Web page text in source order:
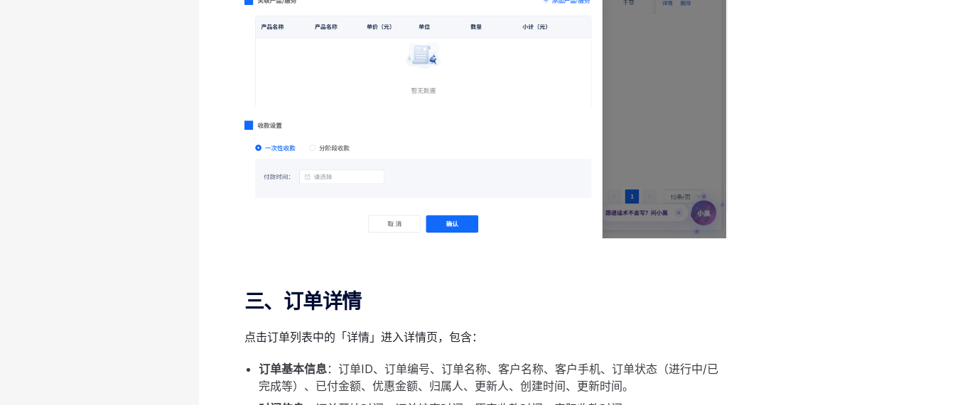
三、订单详情
点击订单列表中的「详情」进入详情页，包含：
订单基本信息：订单ID、订单编号、订单名称、客户名称、客户手机、订单状态（进行中/已
完成等）、已付金额、优惠金额、归属人、更新人、创建时间、更新时间。